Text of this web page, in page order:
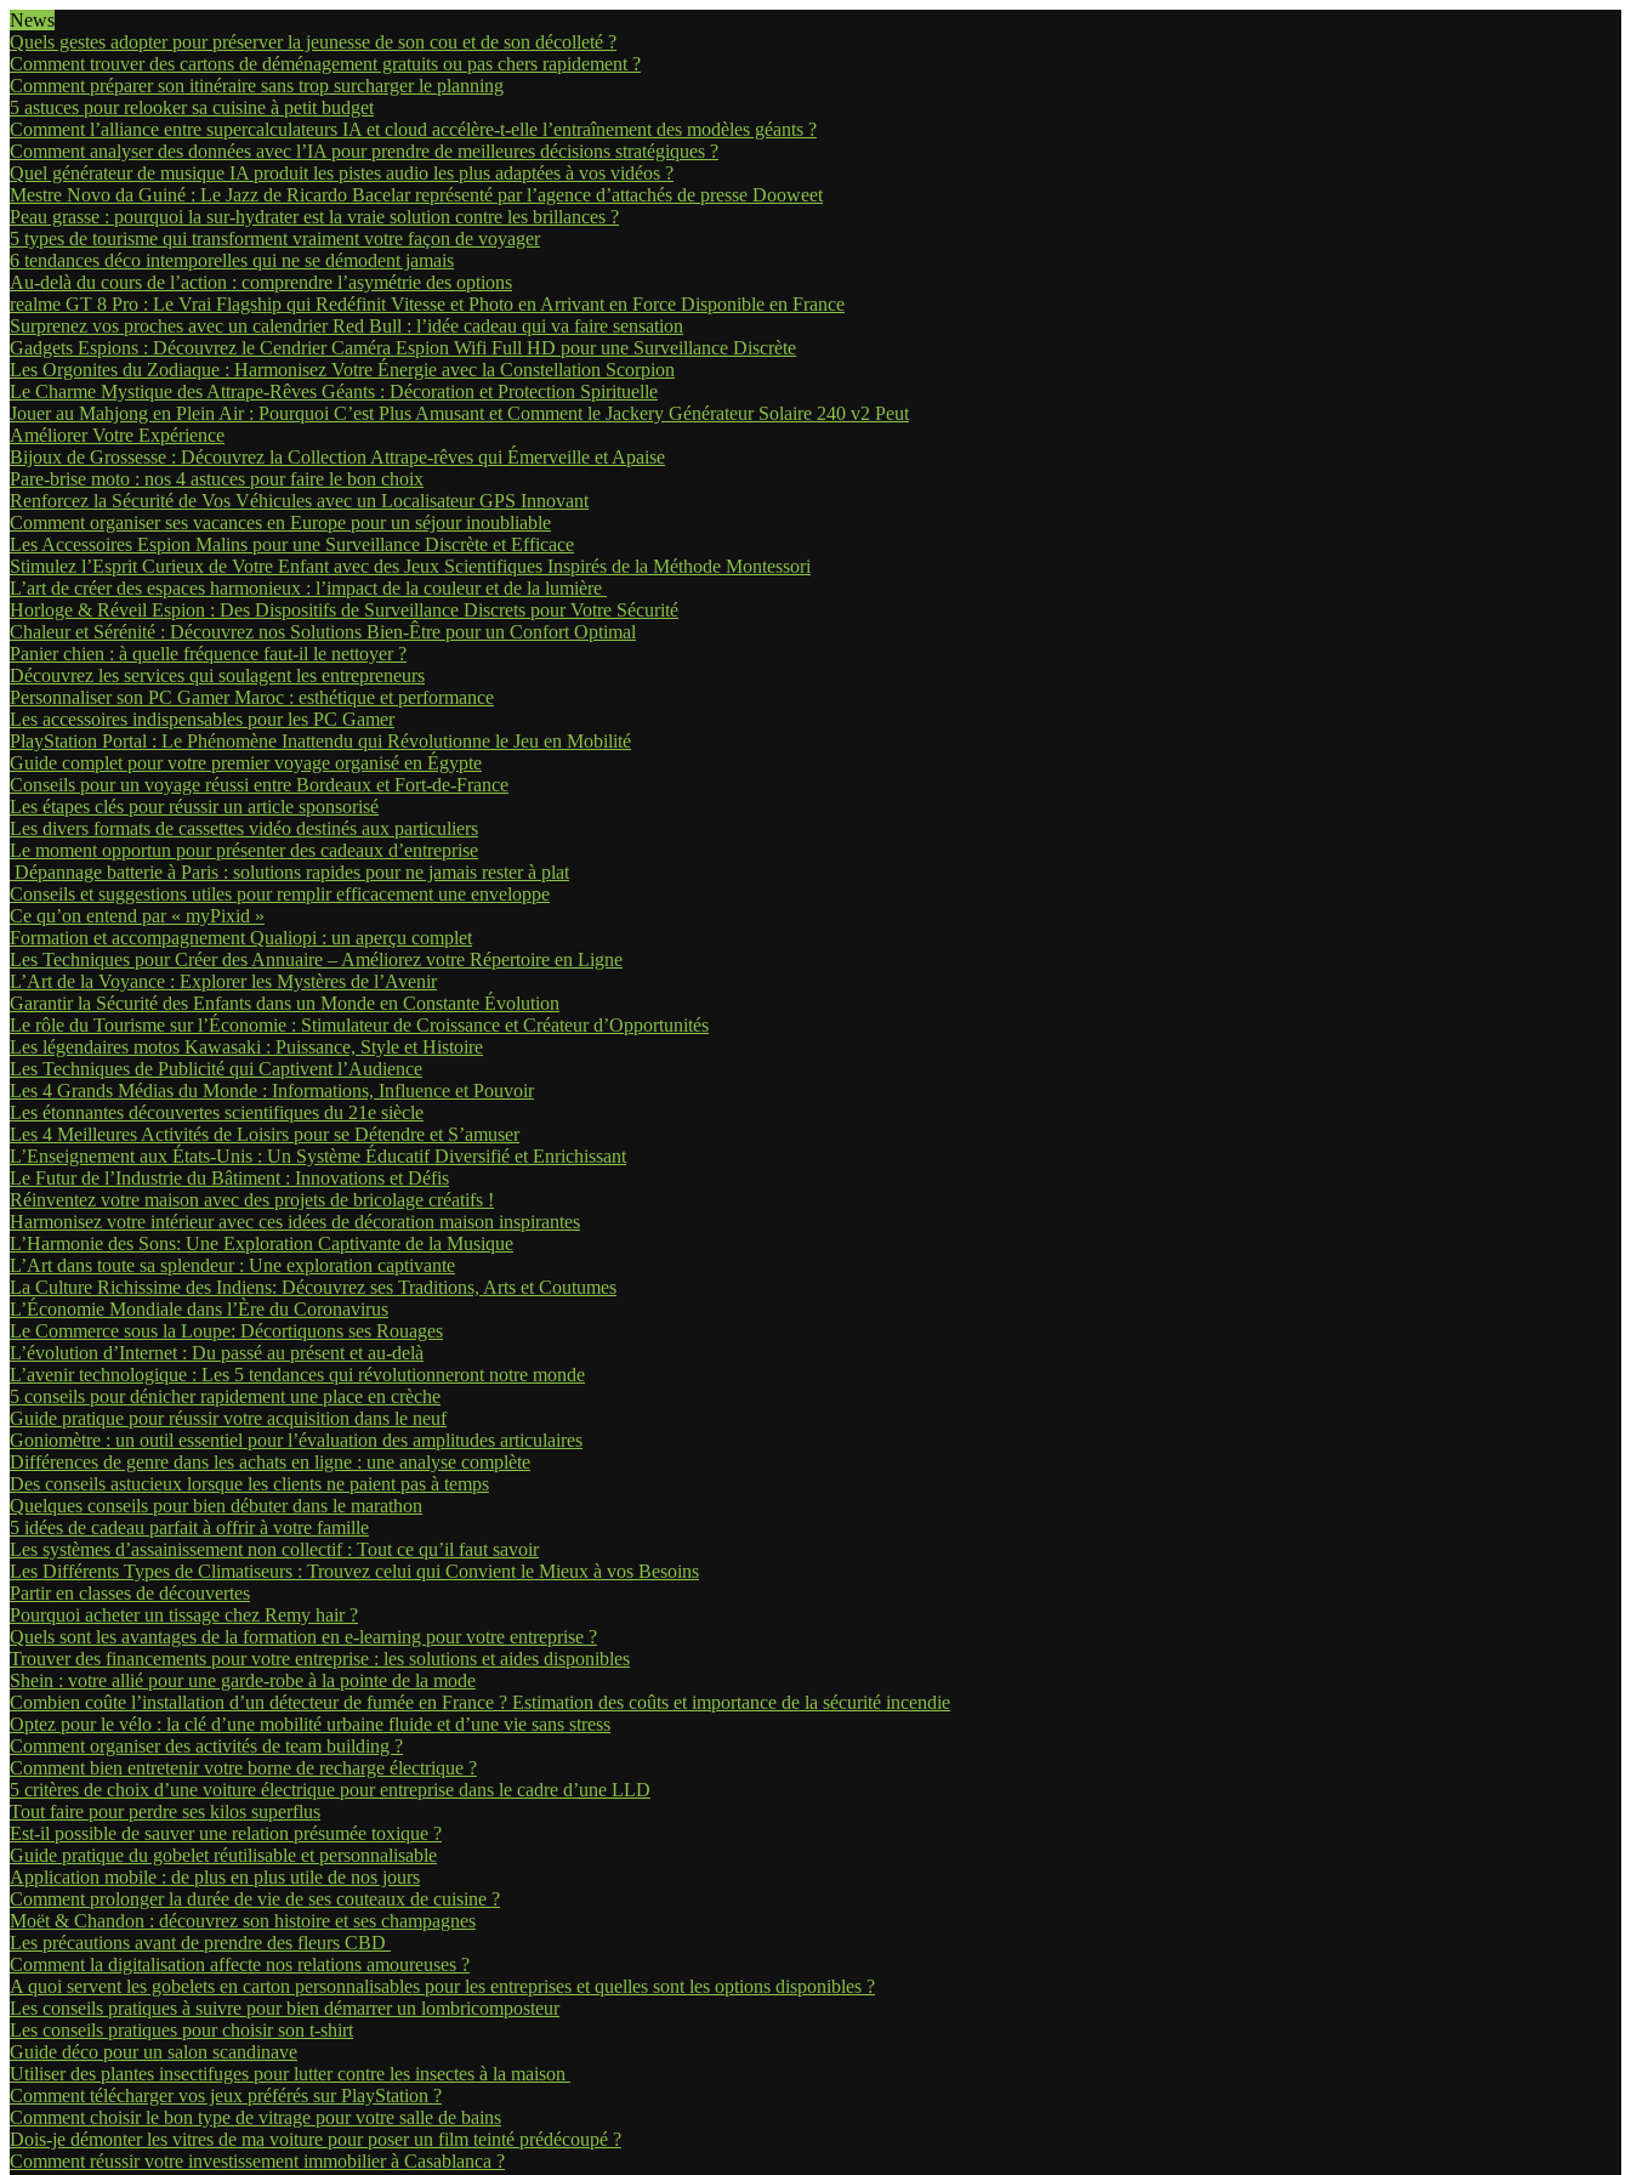
News
Quels gestes adopter pour préserver la jeunesse de son cou et de son décolleté ?
Comment trouver des cartons de déménagement gratuits ou pas chers rapidement ?
Comment préparer son itinéraire sans trop surcharger le planning
5 astuces pour relooker sa cuisine à petit budget
Comment l’alliance entre supercalculateurs IA et cloud accélère-t-elle l’entraînement des modèles géants ?
Comment analyser des données avec l’IA pour prendre de meilleures décisions stratégiques ?
Quel générateur de musique IA produit les pistes audio les plus adaptées à vos vidéos ?
Mestre Novo da Guiné : Le Jazz de Ricardo Bacelar représenté par l’agence d’attachés de presse Dooweet
Peau grasse : pourquoi la sur-hydrater est la vraie solution contre les brillances ?
5 types de tourisme qui transforment vraiment votre façon de voyager
6 tendances déco intemporelles qui ne se démodent jamais
Au-delà du cours de l’action : comprendre l’asymétrie des options
realme GT 8 Pro : Le Vrai Flagship qui Redéfinit Vitesse et Photo en Arrivant en Force Disponible en France
Surprenez vos proches avec un calendrier Red Bull : l’idée cadeau qui va faire sensation
Gadgets Espions : Découvrez le Cendrier Caméra Espion Wifi Full HD pour une Surveillance Discrète
Les Orgonites du Zodiaque : Harmonisez Votre Énergie avec la Constellation Scorpion
Le Charme Mystique des Attrape-Rêves Géants : Décoration et Protection Spirituelle
Jouer au Mahjong en Plein Air : Pourquoi C’est Plus Amusant et Comment le Jackery Générateur Solaire 240 v2 Peut
Améliorer Votre Expérience
Bijoux de Grossesse : Découvrez la Collection Attrape-rêves qui Émerveille et Apaise
Pare-brise moto : nos 4 astuces pour faire le bon choix
Renforcez la Sécurité de Vos Véhicules avec un Localisateur GPS Innovant
Comment organiser ses vacances en Europe pour un séjour inoubliable
Les Accessoires Espion Malins pour une Surveillance Discrète et Efficace
Stimulez l’Esprit Curieux de Votre Enfant avec des Jeux Scientifiques Inspirés de la Méthode Montessori
L’art de créer des espaces harmonieux : l’impact de la couleur et de la lumière
Horloge & Réveil Espion : Des Dispositifs de Surveillance Discrets pour Votre Sécurité
Chaleur et Sérénité : Découvrez nos Solutions Bien-Être pour un Confort Optimal
Panier chien : à quelle fréquence faut-il le nettoyer ?
Découvrez les services qui soulagent les entrepreneurs
Personnaliser son PC Gamer Maroc : esthétique et performance
Les accessoires indispensables pour les PC Gamer
PlayStation Portal : Le Phénomène Inattendu qui Révolutionne le Jeu en Mobilité
Guide complet pour votre premier voyage organisé en Égypte
Conseils pour un voyage réussi entre Bordeaux et Fort-de-France
Les étapes clés pour réussir un article sponsorisé
Les divers formats de cassettes vidéo destinés aux particuliers
Le moment opportun pour présenter des cadeaux d’entreprise
Dépannage batterie à Paris : solutions rapides pour ne jamais rester à plat
Conseils et suggestions utiles pour remplir efficacement une enveloppe
Ce qu’on entend par « myPixid »
Formation et accompagnement Qualiopi : un aperçu complet
Les Techniques pour Créer des Annuaire – Améliorez votre Répertoire en Ligne
L’Art de la Voyance : Explorer les Mystères de l’Avenir
Garantir la Sécurité des Enfants dans un Monde en Constante Évolution
Le rôle du Tourisme sur l’Économie : Stimulateur de Croissance et Créateur d’Opportunités
Les légendaires motos Kawasaki : Puissance, Style et Histoire
Les Techniques de Publicité qui Captivent l’Audience
Les 4 Grands Médias du Monde : Informations, Influence et Pouvoir
Les étonnantes découvertes scientifiques du 21e siècle
Les 4 Meilleures Activités de Loisirs pour se Détendre et S’amuser
L’Enseignement aux États-Unis : Un Système Éducatif Diversifié et Enrichissant
Le Futur de l’Industrie du Bâtiment : Innovations et Défis
Réinventez votre maison avec des projets de bricolage créatifs !
Harmonisez votre intérieur avec ces idées de décoration maison inspirantes
L’Harmonie des Sons: Une Exploration Captivante de la Musique
L’Art dans toute sa splendeur : Une exploration captivante
La Culture Richissime des Indiens: Découvrez ses Traditions, Arts et Coutumes
L’Économie Mondiale dans l’Ère du Coronavirus
Le Commerce sous la Loupe: Décortiquons ses Rouages
L’évolution d’Internet : Du passé au présent et au-delà
L’avenir technologique : Les 5 tendances qui révolutionneront notre monde
5 conseils pour dénicher rapidement une place en crèche
Guide pratique pour réussir votre acquisition dans le neuf
Goniomètre : un outil essentiel pour l’évaluation des amplitudes articulaires
Différences de genre dans les achats en ligne : une analyse complète
Des conseils astucieux lorsque les clients ne paient pas à temps
Quelques conseils pour bien débuter dans le marathon
5 idées de cadeau parfait à offrir à votre famille
Les systèmes d’assainissement non collectif : Tout ce qu’il faut savoir
Les Différents Types de Climatiseurs : Trouvez celui qui Convient le Mieux à vos Besoins
Partir en classes de découvertes
Pourquoi acheter un tissage chez Remy hair ?
Quels sont les avantages de la formation en e-learning pour votre entreprise ?
Trouver des financements pour votre entreprise : les solutions et aides disponibles
Shein : votre allié pour une garde-robe à la pointe de la mode
Combien coûte l’installation d’un détecteur de fumée en France ? Estimation des coûts et importance de la sécurité incendie
Optez pour le vélo : la clé d’une mobilité urbaine fluide et d’une vie sans stress
Comment organiser des activités de team building ?
Comment bien entretenir votre borne de recharge électrique ?
5 critères de choix d’une voiture électrique pour entreprise dans le cadre d’une LLD
Tout faire pour perdre ses kilos superflus
Est-il possible de sauver une relation présumée toxique ?
Guide pratique du gobelet réutilisable et personnalisable
Application mobile : de plus en plus utile de nos jours
Comment prolonger la durée de vie de ses couteaux de cuisine ?
Moët & Chandon : découvrez son histoire et ses champagnes
Les précautions avant de prendre des fleurs CBD
Comment la digitalisation affecte nos relations amoureuses ?
A quoi servent les gobelets en carton personnalisables pour les entreprises et quelles sont les options disponibles ?
Les conseils pratiques à suivre pour bien démarrer un lombricomposteur
Les conseils pratiques pour choisir son t-shirt
Guide déco pour un salon scandinave
Utiliser des plantes insectifuges pour lutter contre les insectes à la maison
Comment télécharger vos jeux préférés sur PlayStation ?
Comment choisir le bon type de vitrage pour votre salle de bains
Dois-je démonter les vitres de ma voiture pour poser un film teinté prédécoupé ?
Comment réussir votre investissement immobilier à Casablanca ?